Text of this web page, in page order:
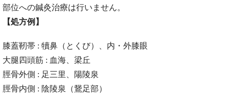
部位への鍼灸治療は行いません。
【処方例】
膝蓋靭帯 : 犢鼻（とくび）、内・外膝眼
大腿四頭筋 : 血海、梁丘
脛骨外側 : 足三里、陽陵泉
脛骨内側 : 陰陵泉（鵞足部）